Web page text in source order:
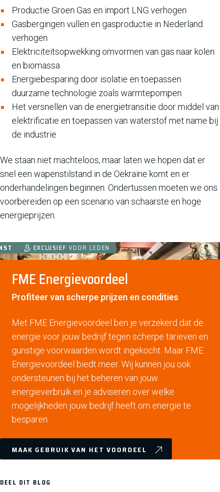
Productie Groen Gas en import LNG verhogen
Gasbergingen vullen en gasproductie in Nederland
verhogen
Elektriciteitsopwekking omvormen van gas naar kolen
en biomassa
Energiebesparing door isolatie en toepassen
duurzame technologie zoals warmtepompen
Het versnellen van de energietransitie door middel van
elektrificatie en toepassen van waterstof met name bij
de industrie
We staan niet machteloos, maar laten we hopen dat er
snel een wapenstilstand in de Oekraïne komt en er
onderhandelingen beginnen. Ondertussen moeten we ons
voorbereiden op een scenario van schaarste en hoge
energieprijzen.
FME Energievoordeel
Profiteer van scherpe prijzen en condities
Met FME Energievoordeel ben je verzekerd dat de
energie voor jouw bedrijf tegen scherpe tarieven en
gunstige voorwaarden wordt ingekocht. Maar FME
Energievoordeel biedt meer. Wij kunnen jou ook
ondersteunen bij het beheren van jouw
energieverbruik en je adviseren over welke
mogelijkheden jouw bedrijf heeft om energie te
besparen.
MAAK GEBRUIK VAN HET VOORDEEL
EXCLUSIEF VOOR LEDEN
DEEL DIT BLOG